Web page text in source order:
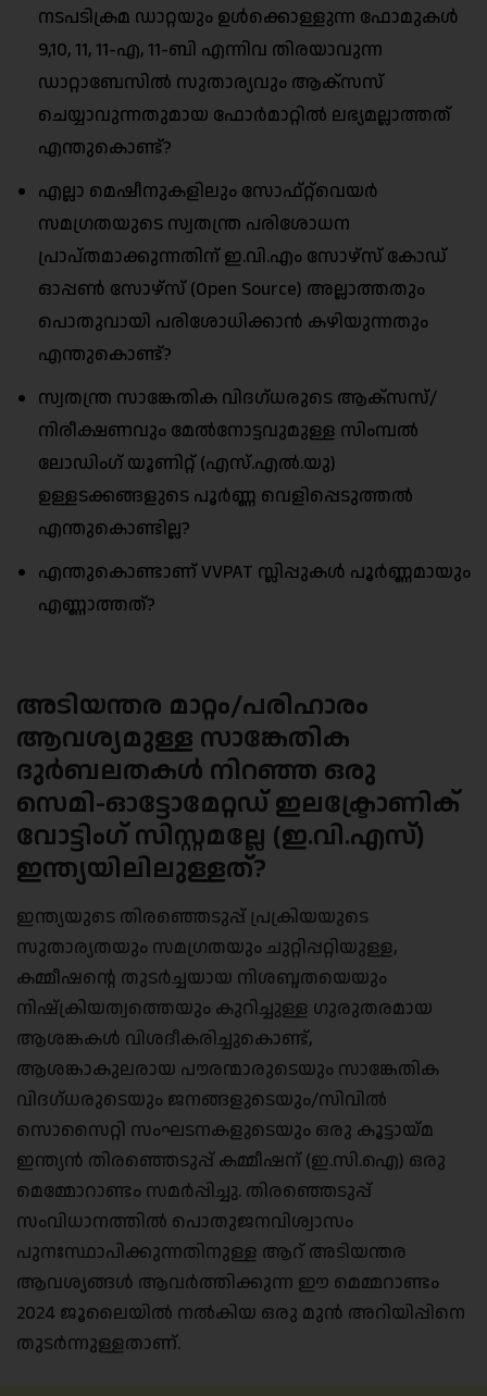
നടപടിക്രമ ഡാറ്റയും ഉൾക്കൊള്ളുന്ന ഫോമുകൾ
9,10, 11, 11-എ, 11-ബി എന്നിവ തിരയാവുന്ന
ഡാറ്റാബേസിൽ സുതാര്യവും ആക്‌സസ്
ചെയ്യാവുന്നതുമായ ഫോർമാറ്റിൽ ലഭ്യമല്ലാത്തത്
എന്തുകൊണ്ട്?
എല്ലാ മെഷീനുകളിലും സോഫ്റ്റ്‌വെയർ
സമഗ്രതയുടെ സ്വതന്ത്ര പരിശോധന
പ്രാപ്തമാക്കുന്നതിന് ഇ.വി.എം സോഴ്‌സ് കോഡ്
ഓപ്പൺ സോഴ്‌സ് (Open Source) അല്ലാത്തതും
പൊതുവായി പരിശോധിക്കാൻ കഴിയുന്നതും
എന്തുകൊണ്ട്?
സ്വതന്ത്ര സാങ്കേതിക വിദഗ്ധരുടെ ആക്‌സസ്/
നിരീക്ഷണവും മേൽനോട്ടവുമുള്ള സിംമ്പൽ
ലോഡിംഗ് യൂണിറ്റ് (എസ്‌.എൽ‌.യു)
ഉള്ളടക്കങ്ങളുടെ പൂർണ്ണ വെളിപ്പെടുത്തൽ
എന്തുകൊണ്ടില്ല?
എന്തുകൊണ്ടാണ് VVPAT സ്ലിപ്പുകൾ പൂർണ്ണമായും
എണ്ണാത്തത്?
അടിയന്തര മാറ്റം/പരിഹാരം
ആവശ്യമുള്ള സാങ്കേതിക
ദുർബലതകൾ നിറഞ്ഞ ഒരു
സെമി-ഓട്ടോമേറ്റഡ് ഇലക്ട്രോണിക്
വോട്ടിംഗ് സിസ്റ്റമല്ലേ (ഇ.വി.എസ്)
ഇന്ത്യയിലിലുള്ളത്?
ഇന്ത്യയുടെ തിരഞ്ഞെടുപ്പ് പ്രക്രിയയുടെ
സുതാര്യതയും സമഗ്രതയും ചുറ്റിപ്പറ്റിയുള്ള,
കമ്മീഷന്റെ തുടർച്ചയായ നിശബ്ദതയെയും
നിഷ്‌ക്രിയത്വത്തെയും കുറിച്ചുള്ള ഗുരുതരമായ
ആശങ്കകൾ വിശദീകരിച്ചുകൊണ്ട്,
ആശങ്കാകുലരായ പൗരന്മാരുടെയും സാങ്കേതിക
വിദഗ്ധരുടെയും ജനങ്ങളുടെയും/സിവിൽ
സൊസൈറ്റി സംഘടനകളുടെയും ഒരു കൂട്ടായ്മ
ഇന്ത്യൻ തിരഞ്ഞെടുപ്പ് കമ്മീഷന് (ഇ.സി.ഐ) ഒരു
മെമ്മോറാണ്ടം സമർപ്പിച്ചു. തിരഞ്ഞെടുപ്പ്
സംവിധാനത്തിൽ പൊതുജനവിശ്വാസം
പുനഃസ്ഥാപിക്കുന്നതിനുള്ള ആറ് അടിയന്തര
ആവശ്യങ്ങൾ ആവർത്തിക്കുന്ന ഈ മെമ്മറാണ്ടം
2024 ജൂലൈയിൽ നൽകിയ ഒരു മുൻ അറിയിപ്പിനെ
തുടർന്നുള്ളതാണ്.